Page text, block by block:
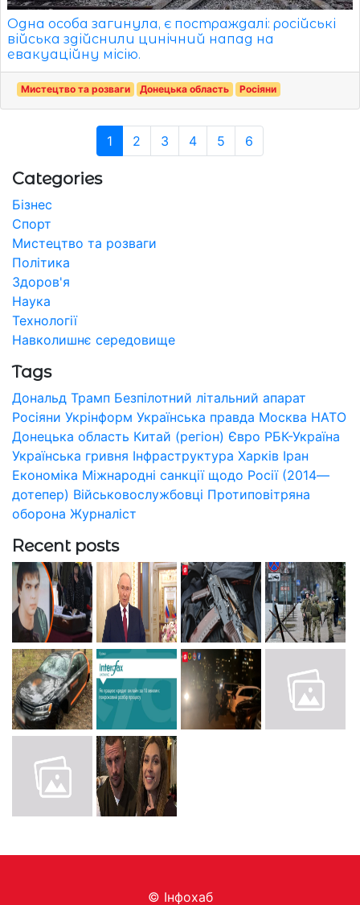
Одна особа загинула, є постраждалі: російські
війська здійснили цинічний напад на
евакуаційну місію.
Мистецтво та розваги Донецька область Росіяни
1 2 3 4 5 6
Categories
Бізнес
Спорт
Мистецтво та розваги
Політика
Здоров'я
Наука
Технології
Навколишнє середовище
Tags
Дональд Трамп Безпілотний літальний апарат
Росіяни Укрінформ Українська правда Москва НАТО
Донецька область Китай (регіон) Євро РБК-Україна
Українська гривня Інфраструктура Харків Іран
Економіка Міжнародні санкції щодо Росії (2014—
дотепер) Військовослужбовці Протиповітряна
оборона Журналіст
Recent posts
© Інфохаб